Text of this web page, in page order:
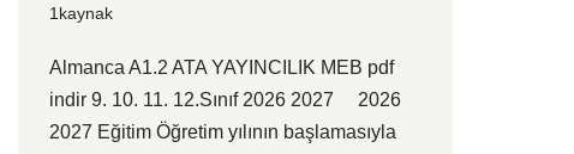
1kaynak
Almanca A1.2 ATA YAYINCILIK MEB pdf
indir 9. 10. 11. 12.Sınıf 2026 2027 2026
2027 Eğitim Öğretim yılının başlamasıyla